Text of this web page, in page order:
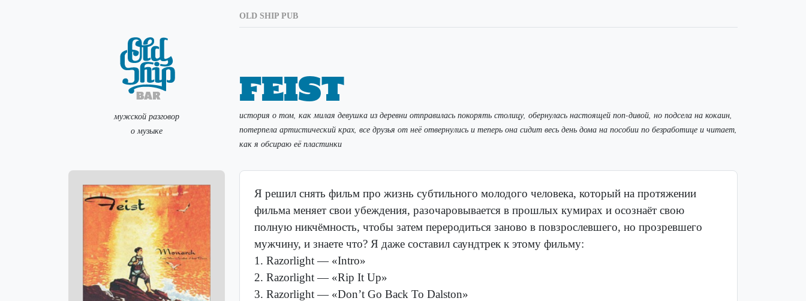
мужской разговор
о музыке
OLD SHIP PUB
Feist
история о том, как милая девушка из деревни отправилась покорять столицу, обернулась настоящей поп-дивой, но подсела на кокаин,
потерпела артистический крах, все друзья от неё отвернулись и теперь она сидит весь день дома на пособии по безработице и читает,
как я обсираю её пластинки
Я решил снять фильм про жизнь субтильного молодого человека, который на протяжении
фильма меняет свои убеждения, разочаровывается в прошлых кумирах и осознаёт свою
полную никчёмность, чтобы затем переродиться заново в повзрослевшего, но прозревшего
мужчину, и знаете что? Я даже составил саундтрек к этому фильму:
1. Razorlight — «Intro»
2. Razorlight — «Rip It Up»
3. Razorlight — «Don’t Go Back To Dalston»